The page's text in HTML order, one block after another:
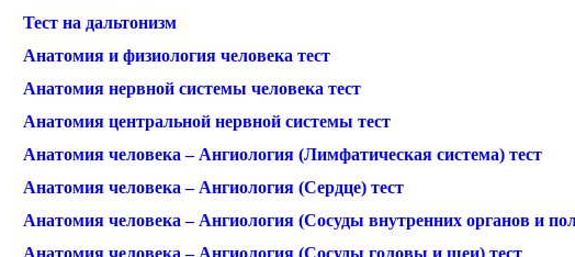
Тест на дальтонизм
Анатомия и физиология человека тест
Анатомия нервной системы человека тест
Анатомия центральной нервной системы тест
Анатомия человека – Ангиология (Лимфатическая система) тест
Анатомия человека – Ангиология (Сердце) тест
Анатомия человека – Ангиология (Сосуды внутренних органов и
Анатомия человека – Ангиология (Сосуды головы и шеи) тест